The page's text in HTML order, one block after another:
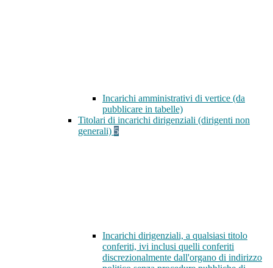
Incarichi amministrativi di vertice (da
pubblicare in tabelle)
Titolari di incarichi dirigenziali (dirigenti non
generali) 5
Incarichi dirigenziali, a qualsiasi titolo
conferiti, ivi inclusi quelli conferiti
discrezionalmente dall'organo di indirizzo